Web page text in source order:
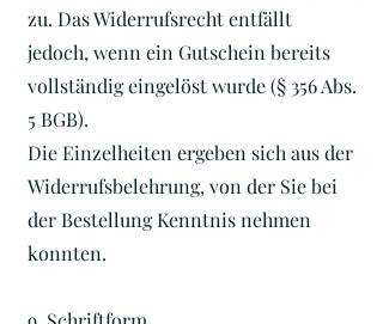
zu. Das Widerrufsrecht entfällt
jedoch, wenn ein Gutschein bereits
vollständig eingelöst wurde (§ 356 Abs.
5 BGB).
Die Einzelheiten ergeben sich aus der
Widerrufsbelehrung, von der Sie bei
der Bestellung Kenntnis nehmen
konnten.